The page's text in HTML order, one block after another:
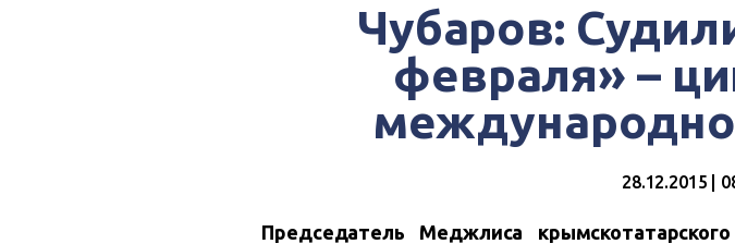
Чубаров:
февраля» –
28.12.2015 |
Председатель Меджлиса